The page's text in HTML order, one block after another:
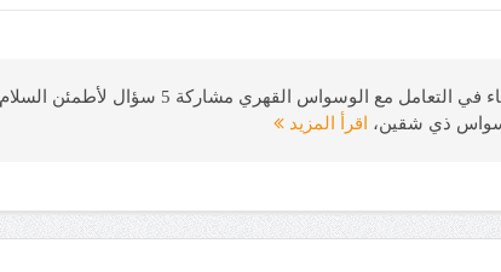
أرسلت مسلمة (25 سنة، صيدلانية) تقول:
ذي شقين،
اقرأ المزيد